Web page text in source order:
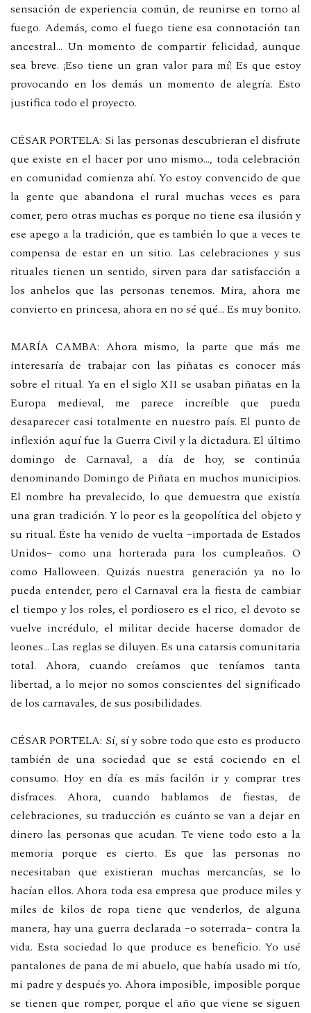
sensación de experiencia común, de reunirse en torno al
fuego. Además, como el fuego tiene esa connotación tan
ancestral… Un momento de compartir felicidad, aunque
sea breve. ¡Eso tiene un gran valor para mí! Es que estoy
provocando en los demás un momento de alegría. Esto
justifica todo el proyecto.
CÉSAR PORTELA: Si las personas descubrieran el disfrute
que existe en el hacer por uno mismo…, toda celebración
en comunidad comienza ahí. Yo estoy convencido de que
la gente que abandona el rural muchas veces es para
comer, pero otras muchas es porque no tiene esa ilusión y
ese apego a la tradición, que es también lo que a veces te
compensa de estar en un sitio. Las celebraciones y sus
rituales tienen un sentido, sirven para dar satisfacción a
los anhelos que las personas tenemos. Mira, ahora me
convierto en princesa, ahora en no sé qué… Es muy bonito.
MARÍA CAMBA: Ahora mismo, la parte que más me
interesaría de trabajar con las piñatas es conocer más
sobre el ritual. Ya en el siglo XII se usaban piñatas en la
Europa medieval, me parece increíble que pueda
desaparecer casi totalmente en nuestro país. El punto de
inflexión aquí fue la Guerra Civil y la dictadura. El último
domingo de Carnaval, a día de hoy, se continúa
denominando Domingo de Piñata en muchos municipios.
El nombre ha prevalecido, lo que demuestra que existía
una gran tradición. Y lo peor es la geopolítica del objeto y
su ritual. Éste ha venido de vuelta –importada de Estados
Unidos– como una horterada para los cumpleaños. O
como Halloween. Quizás nuestra generación ya no lo
pueda entender, pero el Carnaval era la fiesta de cambiar
el tiempo y los roles, el pordiosero es el rico, el devoto se
vuelve incrédulo, el militar decide hacerse domador de
leones… Las reglas se diluyen. Es una catarsis comunitaria
total. Ahora, cuando creíamos que teníamos tanta
libertad, a lo mejor no somos conscientes del significado
de los carnavales, de sus posibilidades.
CÉSAR PORTELA: Sí, sí y sobre todo que esto es producto
también de una sociedad que se está cociendo en el
consumo. Hoy en día es más facilón ir y comprar tres
disfraces. Ahora, cuando hablamos de fiestas, de
celebraciones, su traducción es cuánto se van a dejar en
dinero las personas que acudan. Te viene todo esto a la
memoria porque es cierto. Es que las personas no
necesitaban que existieran muchas mercancías, se lo
hacían ellos. Ahora toda esa empresa que produce miles y
miles de kilos de ropa tiene que venderlos, de alguna
manera, hay una guerra declarada –o soterrada– contra la
vida. Esta sociedad lo que produce es beneficio. Yo usé
pantalones de pana de mi abuelo, que había usado mi tío,
mi padre y después yo. Ahora imposible, imposible porque
se tienen que romper, porque el año que viene se siguen